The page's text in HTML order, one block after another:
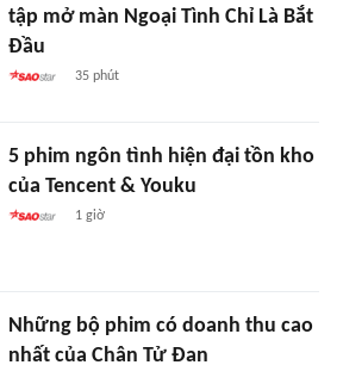
tập mở màn Ngoại Tình Chỉ Là Bắt
Đầu
35 phút
5 phim ngôn tình hiện đại tồn kho
của Tencent & Youku
1 giờ
Những bộ phim có doanh thu cao
nhất của Chân Tử Đan